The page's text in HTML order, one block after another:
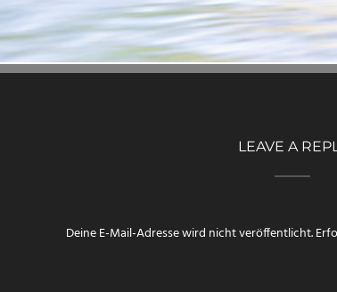
LEAVE A
Deine E-Mail-Adresse wird nicht veröffentlicht.